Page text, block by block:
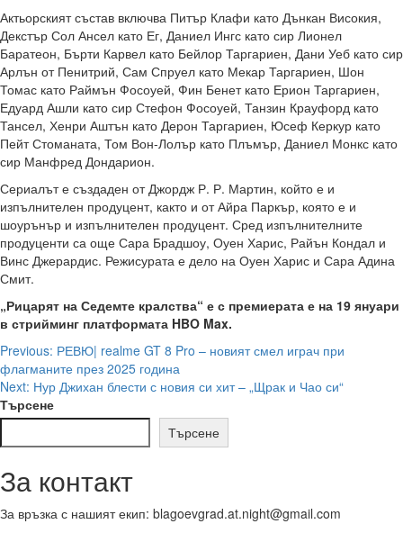
Актьорският състав включва Питър Клафи като Дънкан Високия,
Декстър Сол Ансел като Ег, Даниел Ингс като сир Лионел
Баратеон, Бърти Карвел като Бейлор Таргариен, Дани Уеб като сир
Арлън от Пенитрий, Сам Спруел като Мекар Таргариен, Шон
Томас като Раймън Фосоуей, Фин Бенет като Ерион Таргариен,
Едуард Ашли като сир Стефон Фосоуей, Танзин Крауфорд като
Тансел, Хенри Аштън като Дерон Таргариен, Юсеф Керкур като
Пейт Стоманата, Том Вон-Лолър като Плъмър, Даниел Монкс като
сир Манфред Дондарион.
Сериалът е създаден от Джордж Р. Р. Мартин, който е и
изпълнителен продуцент, както и от Айра Паркър, която е и
шоурънър и изпълнителен продуцент. Сред изпълнителните
продуценти са още Сара Брадшоу, Оуен Харис, Райън Кондал и
Винс Джерардис. Режисурата е дело на Оуен Харис и Сара Адина
Смит.
„Рицарят на Седемте кралства“ е с премиерата е на 19 януари
в стрийминг платформата HBO Max.
Post
navigation
Previous: РЕВЮ| realme GT 8 Pro – новият смел играч при
флагманите през 2025 година
Next: Нур Джихан блести с новия си хит – „Щрак и Чао си“
Търсене
Търсене
За контакт
За връзка с нашият екип: blagoevgrad.at.night@gmail.com